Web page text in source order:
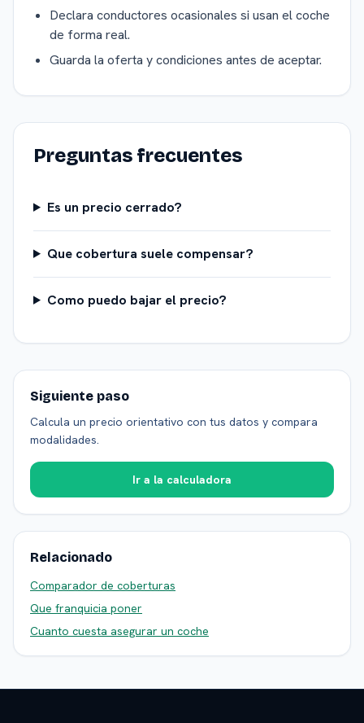
Declara conductores ocasionales si usan el coche
de forma real.
Guarda la oferta y condiciones antes de aceptar.
Preguntas frecuentes
Es un precio cerrado?
Que cobertura suele compensar?
Como puedo bajar el precio?
Siguiente paso
Calcula un precio orientativo con tus datos y compara
modalidades.
Ir a la calculadora
Relacionado
Comparador de coberturas
Que franquicia poner
Cuanto cuesta asegurar un coche